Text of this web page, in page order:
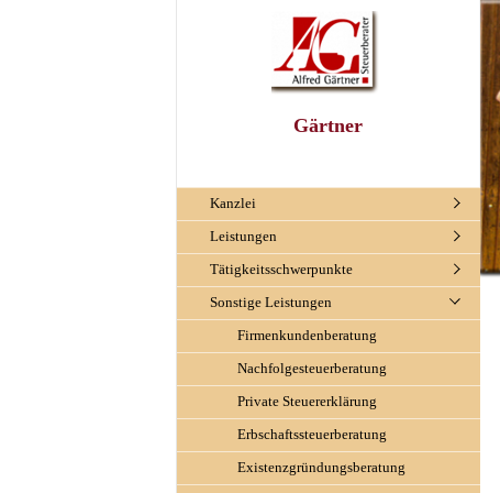
Gärtner
Kanzlei
Leistungen
Tätigkeitsschwerpunkte
Sonstige Leistungen
Firmenkundenberatung
Nachfolgesteuerberatung
Private Steuererklärung
Erbschaftssteuerberatung
Existenzgründungsberatung